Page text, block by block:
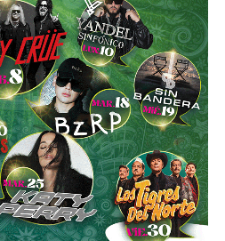
sus acciones
(vía un fideicomiso
de acciones) el control formal
de cuánto
resumidas cuentas, aunque
poder de decisión,el mismo
control de El Realito con los
de Televisa está, al
convertirse en el mayor
televisora.